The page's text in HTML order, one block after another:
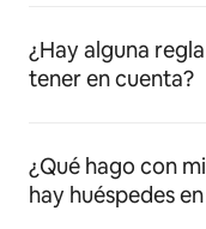
¿Hay alguna
tener en cuenta?
¿Qué hago con
hay huéspedes